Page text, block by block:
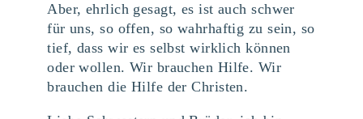
Aber, ehrlich gesagt, es ist auch schwer
für uns, so offen, so wahrhaftig zu sein, so
tief, dass wir es selbst wirklich können
oder wollen. Wir brauchen Hilfe. Wir
brauchen die Hilfe der Christen.